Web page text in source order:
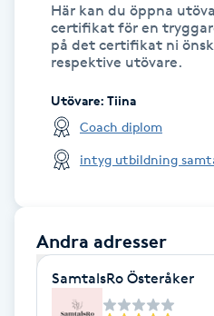
Japansk massage
Katun fransar
Kemisk peeling
Keratinbehandling
Kinesiologi
Här kan du öppna
certifikat för en
på det certifikat ni
respektive utövare.
Utövare: Tiina
Coach diplom
intyg utbildning
Andra adresser
SamtalsRo Österåker